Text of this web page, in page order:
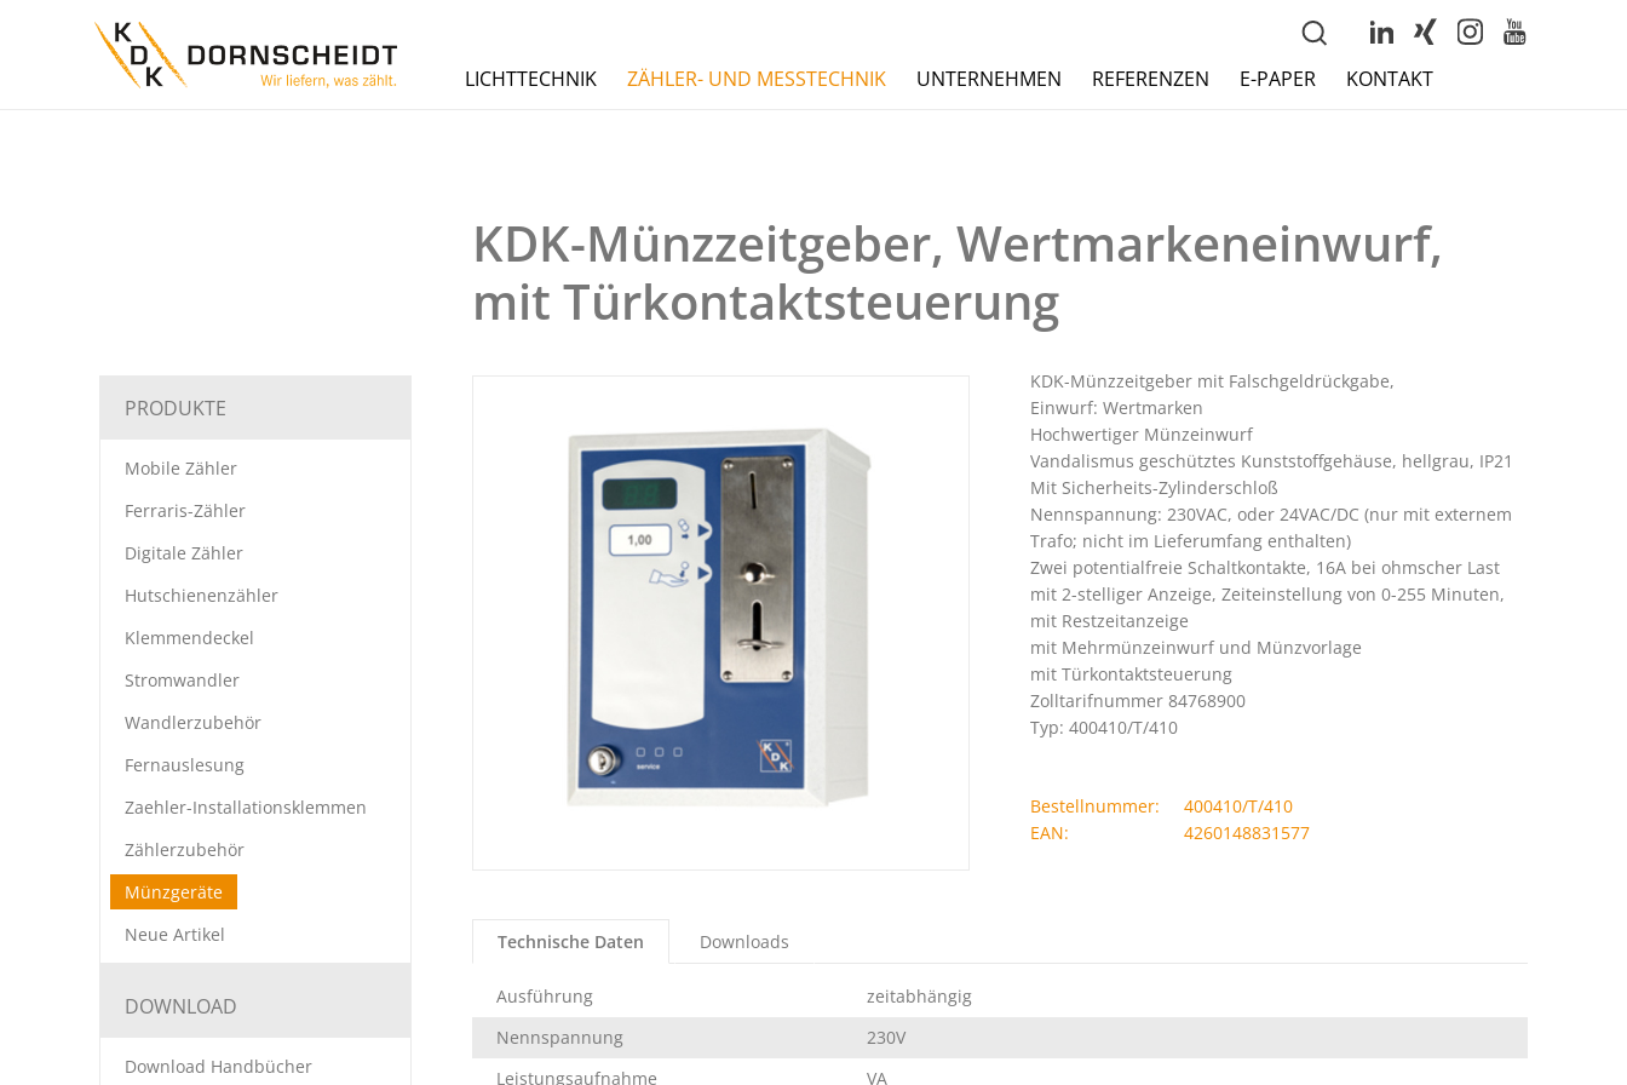
LICHTTECHNIK ZÄHLER- UND MESSTECHNIK UNTERNEHMEN REFERENZEN E-PAPER KONTAKT
PRODUKTE
Mobile Zähler
Ferraris-Zähler
Digitale Zähler
Hutschienenzähler
Klemmendeckel
Stromwandler
Wandlerzubehör
Fernauslesung
Zaehler-Installationsklemmen
Zählerzubehör
Münzgeräte
Neue Artikel
DOWNLOAD
Download Handbücher
KDK-Münzzeitgeber, Wertmarkeneinwurf,
mit Türkontaktsteuerung
KDK-Münzzeitgeber mit Falschgeldrückgabe,
Einwurf: Wertmarken
Hochwertiger Münzeinwurf
Vandalismus geschütztes Kunststoffgehäuse, hellgrau, IP21
Mit Sicherheits-Zylinderschloß
Nennspannung: 230VAC, oder 24VAC/DC (nur mit externem
Trafo; nicht im Lieferumfang enthalten)
Zwei potentialfreie Schaltkontakte, 16A bei ohmscher Last
mit 2-stelliger Anzeige, Zeiteinstellung von 0-255 Minuten,
mit Restzeitanzeige
mit Mehrmünzeinwurf und Münzvorlage
mit Türkontaktsteuerung
Zolltarifnummer 84768900
Typ: 400410/T/410
Bestellnummer:
400410/T/410
EAN:
4260148831577
Technische Daten Downloads
Ausführung
zeitabhängig
Nennspannung
230V
Leistungsaufnahme
VA